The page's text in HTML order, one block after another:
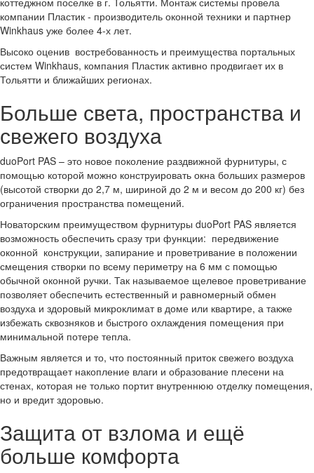
компании Пластик - производитель оконной техники и партнер
Winkhaus уже более 4-х лет.
Высоко оценив востребованность и преимущества портальных
систем Winkhaus, компания Пластик активно продвигает их в
Тольятти и ближайших регионах.
Больше света, пространства и
свежего воздуха
duoPort PAS – это новое поколение раздвижной фурнитуры, с
помощью которой можно конструировать окна больших размеров
(высотой створки до 2,7 м, шириной до 2 м и весом до 200 кг) без
ограничения пространства помещений.
Новаторским преимуществом фурнитуры duoPort PAS является
возможность обеспечить сразу три функции: передвижение
оконной конструкции, запирание и проветривание в положении
смещения створки по всему периметру на 6 мм с помощью
обычной оконной ручки. Так называемое щелевое проветривание
позволяет обеспечить естественный и равномерный обмен
воздуха и здоровый микроклимат в доме или квартире, а также
избежать сквозняков и быстрого охлаждения помещения при
минимальной потере тепла.
Важным является и то, что постоянный приток свежего воздуха
предотвращает накопление влаги и образование плесени на
стенах, которая не только портит внутреннюю отделку помещения,
но и вредит здоровью.
Защита от взлома и ещё
больше комфорта